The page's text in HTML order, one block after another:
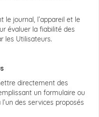
le journal, l’appareil et le
évaluer la fiabilité des
les Utilisateurs.
directement des
un formulaire ou
des services proposés